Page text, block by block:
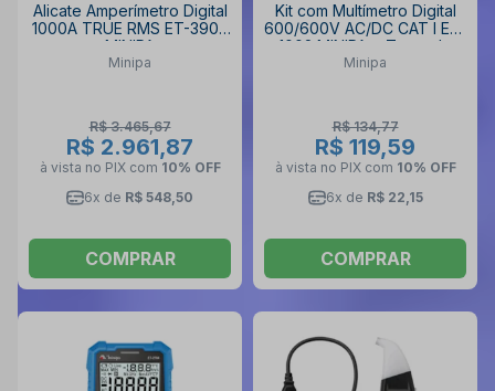
Alicate Amperímetro Digital
1000A TRUE RMS ET-3902
MINIPA
Minipa
R$ 3.465,67
R$ 2.961,87
à vista no PIX com 10% OFF
6x de R$ 548,50
COMPRAR
Kit com Multímetro Digital
600/600V AC/DC CAT I ET-
1002 MINIPA e Teste de
Voltagem Digital
Minipa
R$ 134,77
R$ 119,59
à vista no PIX com 10% OFF
6x de R$ 22,15
COMPRAR